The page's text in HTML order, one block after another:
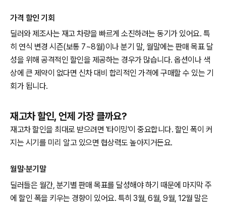
가격 할인 기회
딜러와 제조사는 재고 차량을 빠르게 소진하려는 동기가 있어요. 특
히 연식 변경 시즌(보통 7~8월)이나 분기 말, 월말에는 판매 목표 달
성을 위해 공격적인 할인을 제공하는 경우가 많습니다. 옵션이나 색
상에 큰 제약이 없다면 신차 대비 합리적인 가격에 구매할 수 있는 기
회가 됩니다.
재고차 할인, 언제 가장 클까요?
재고차 할인을 최대로 받으려면 '타이밍'이 중요합니다. 할인 폭이 커
지는 시기를 미리 알고 있으면 협상력도 높아지거든요.
월말·분기말
딜러들은 월간, 분기별 판매 목표를 달성해야 하기 때문에 마지막 주
에 할인 폭을 키우는 경향이 있어요. 특히 3월, 6월, 9월, 12월 말은